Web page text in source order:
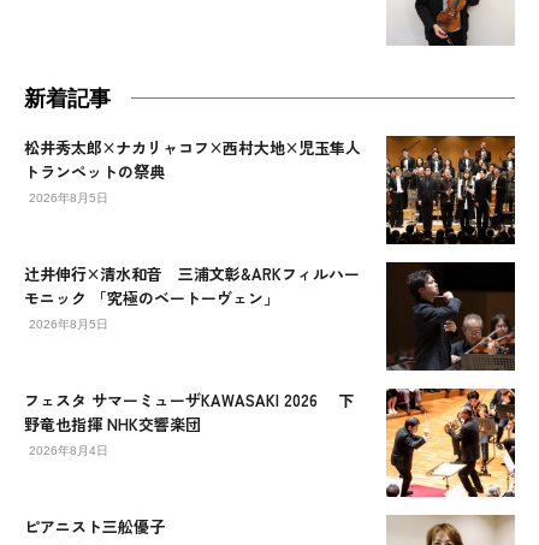
新着記事
松井秀太郎×ナカリャコフ×西村大地×児玉隼人
トランペットの祭典
2026年8月5日
辻󠄀井伸行×清水和音 三浦文彰&ARKフィルハー
モニック 「究極のベートーヴェン」
2026年8月5日
フェスタ サマーミューザKAWASAKI 2026 下
野竜也指揮 NHK交響楽団
2026年8月4日
ピアニスト三舩優子